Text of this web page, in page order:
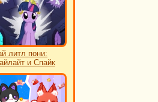
литл пони:
и Спайк